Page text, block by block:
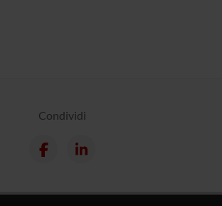
Condividi